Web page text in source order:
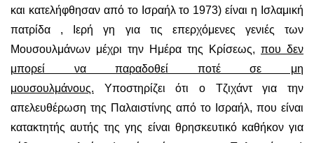
και κατελήφθησαν από το Ισραήλ το 1973) είναι η Ισλαμική
πατρίδα , Ιερή γη για τις επερχόμενες γενιές των
Μουσουλμάνων μέχρι την Ημέρα της Κρίσεως, που δεν
μπορεί να παραδοθεί ποτέ σε μη
μουσουλμάνους. Υποστηρίζει ότι ο Τζιχάντ για την
απελευθέρωση της Παλαιστίνης από το Ισραήλ, που είναι
κατακτητής αυτής της γης είναι θρησκευτικό καθήκον για